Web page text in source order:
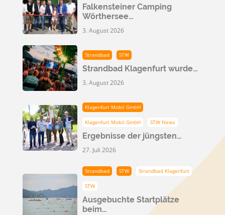
Falkensteiner Camping
Wörthersee…
3. August 2026
Strandbad STW
Strandbad Klagenfurt wurde…
3. August 2026
Klagenfurt Mobil GmbH
Klagenfurt Mobil GmbH STW News
Ergebnisse der jüngsten…
27. Juli 2026
Strandbad STW Strandbad Klagenfurt
STW
Ausgebuchte Startplätze
beim…